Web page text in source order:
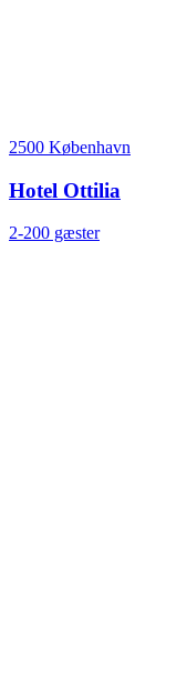
2500 København
Hotel Ottilia
2-200 gæster